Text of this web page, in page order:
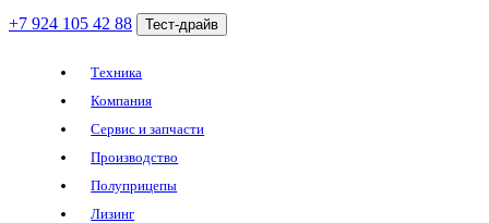
+7 924 105 42 88 Тест-драйв
Техника
Компания
Сервис и запчасти
Производство
Полуприцепы
Лизинг